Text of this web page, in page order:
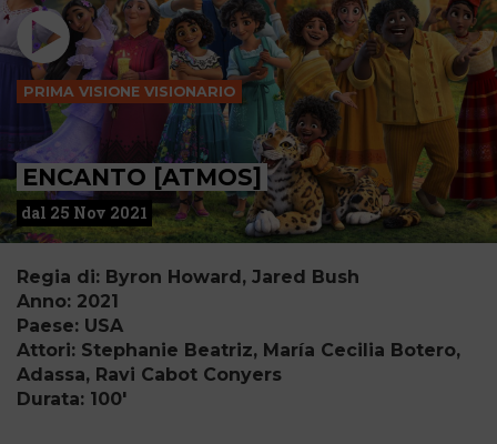
PRIMA VISIONE VISIONARIO
ENCANTO [ATMOS]
dal 25 Nov 2021
Regia di: Byron Howard, Jared Bush
Anno: 2021
Paese: USA
Attori: Stephanie Beatriz, María Cecilia Botero,
Adassa, Ravi Cabot Conyers
Durata: 100'